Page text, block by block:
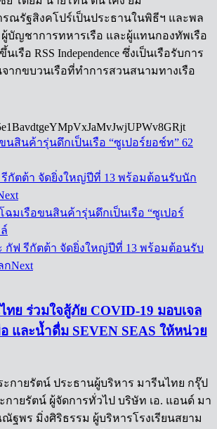
ณรัฐสิงคโปร์เป็นประธานในพิธีฯ และพล
ผู้บัญชาการทหารเรือ และผู้แทนกองทัพเรือ
เรือ RSS Independence ซึ่งเป็นเรือรับการ
ากขบวนเรือที่ทำการสวนสนามทางเรือ
นสินค้ารุ่นดึกเป็นเรือ “ซูเปอร์ยอช์ท” 62
กัตต้า จัดยิ่งใหญ่ปีที่ 13 พร้อมต้อนรับนัก
ฉมเรือขนสินค้ารุ่นดึกเป็นเรือ “ซูเปอร์
กัฟ รีกัตต้า จัดยิ่งใหญ่ปีที่ 13 พร้อมต้อนรับ
กNext
ย ร่วมใจสู้ภัย COVID-19 มอบเจล
และน้ำดื่ม SEVEN SEAS ให้หน่วย
ยรัตน์ ประธานผู้บริหาร มารีนไทย กรุ๊ป
ายรัตน์ ผู้จัดการทั่วไป บริษัท เอ. แอนด์ มา
ฐพร มิ่งศิริธรรม ผู้บริหารโรงเรียนสยาม